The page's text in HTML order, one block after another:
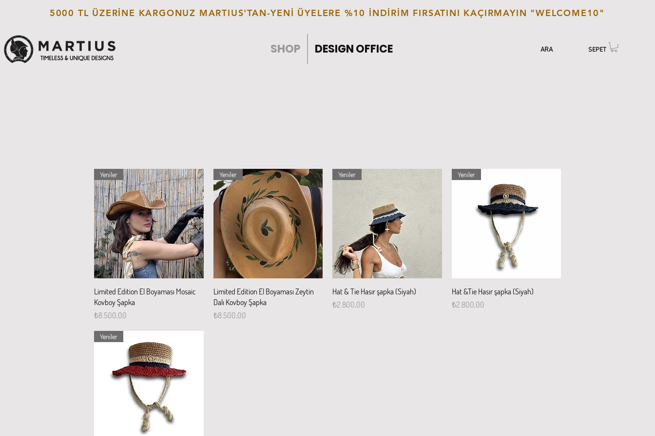
GİRİŞ - YENİ ÜYE TR | TL EN | USD
5000 TL ÜZERİNE KARGONUZ MARTIUS'TAN-YENİ ÜYELERE %10 İNDİRİM FIRSATINI KAÇIRMAYIN "WELCOME10"
SHOP DESIGN OFFICE ARA SEPET
Hızlı Bakış
Yeniler
Limited Edition El Boyaması Mosaic
Kovboy Şapka
Fiyat
₺8.500,00
Hızlı Bakış
Yeniler
Limited Edition El Boyaması Zeytin
Dalı Kovboy Şapka
Fiyat
₺8.500,00
Hızlı Bakış
Yeniler
Hat & Tie Hasır şapka (Siyah)
Fiyat
₺2.800,00
Hızlı Bakış
Yeniler
Hat &Tie Hasır şapka (Siyah)
Fiyat
₺2.800,00
Yeniler